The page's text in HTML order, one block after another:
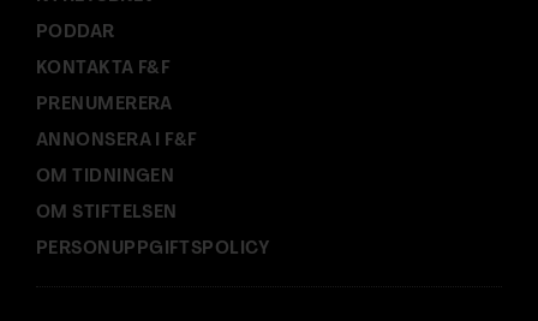
PODDAR
KONTAKTA F&F
PRENUMERERA
ANNONSERA I F&F
OM TIDNINGEN
OM STIFTELSEN
PERSONUPPGIFTSPOLICY